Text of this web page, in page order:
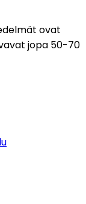
ovat
jopa 50-70